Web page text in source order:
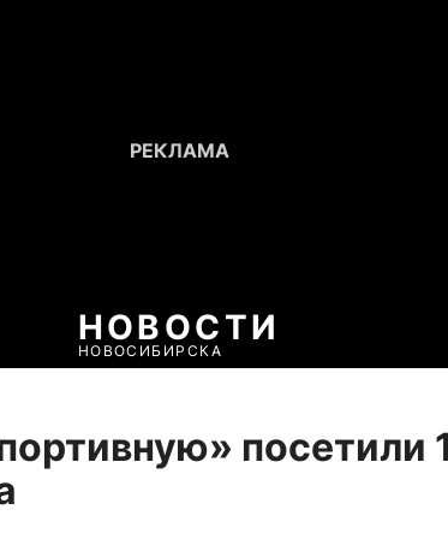
НОВОСТИ
НОВОСИБИРСКА
посетили